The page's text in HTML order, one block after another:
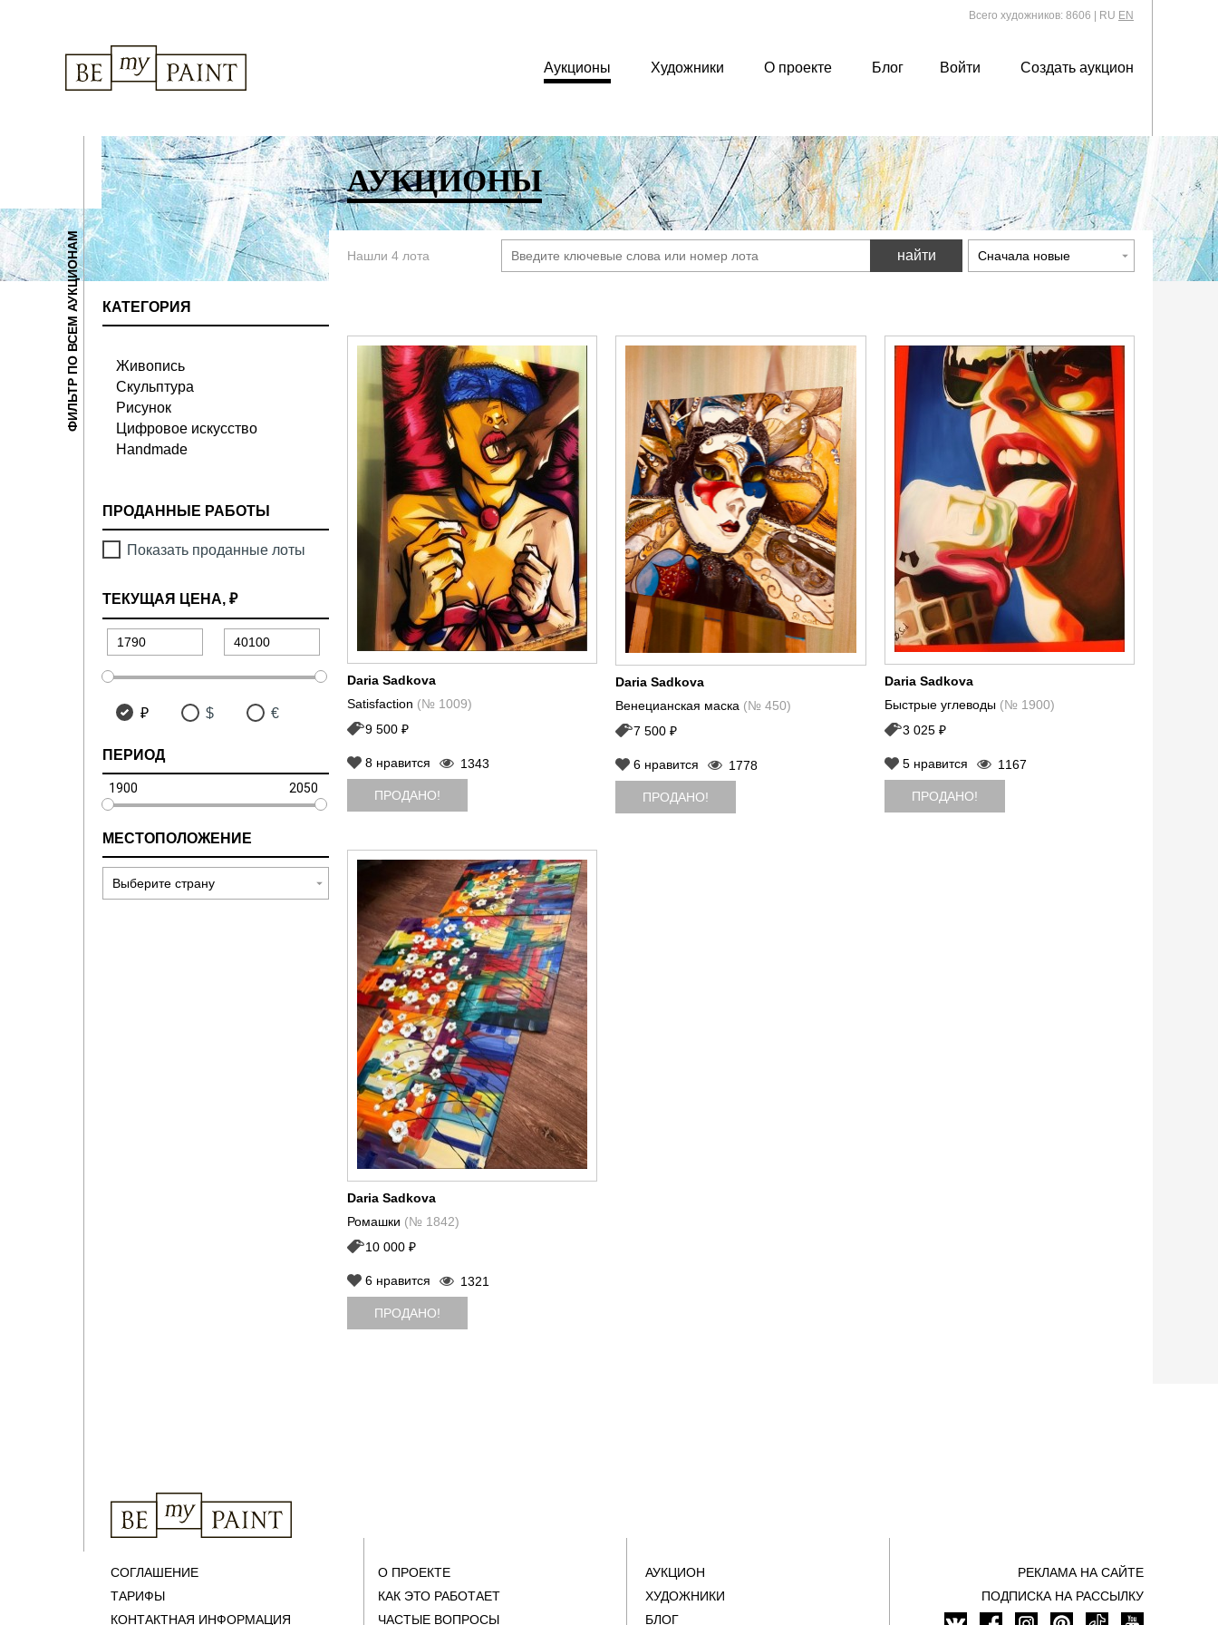
Аукционы Художники О проекте Блог Войти Создать аукцион
Всего художников: 8606 RU EN
АУКЦИОНЫ
ФИЛЬТР ПО ВСЕМ АУКЦИОНАМ КАТЕГОРИЯ
Живопись
Скульптура
Рисунок
Цифровое искусство
Handmade
ПРОДАННЫЕ РАБОТЫ
Показать проданные лоты
ТЕКУЩАЯ ЦЕНА, ₽
₽ $ €
ПЕРИОД
1900 2050
МЕСТОПОЛОЖЕНИЕ
Нашли 4 лота найти
Daria Sadkova
Satisfaction (№ 1009)
9 500 ₽
8 нравится 1343
ПРОДАНО!
Daria Sadkova
Венецианская маска (№ 450)
7 500 ₽
6 нравится 1778
ПРОДАНО!
Daria Sadkova
Быстрые углеводы (№ 1900)
3 025 ₽
5нравится 1167
ПРОДАНО!
Daria Sadkova
Ромашки (№ 1842)
10 000 ₽
6 нравится 1321
ПРОДАНО!
СОГЛАШЕНИЕ
ТАРИФЫ
КОНТАКТНАЯ ИНФОРМАЦИЯ
О ПРОЕКТЕ
КАК ЭТО РАБОТАЕТ
ЧАСТЫЕ ВОПРОСЫ
АУКЦИОН
ХУДОЖНИКИ
БЛОГ
РЕКЛАМА НА САЙТЕ
ПОДПИСКА НА РАССЫЛКУ